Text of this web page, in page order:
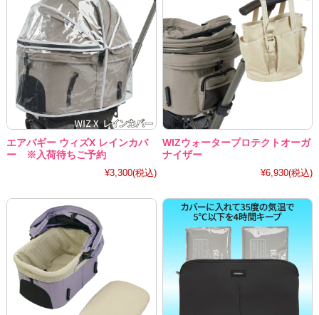
エアバギー ウィズX レインカバ
ー ※入荷待ちご予約
¥3,300(税込)
WIZウォータープロテクトオーガ
ナイザー
¥6,930(税込)